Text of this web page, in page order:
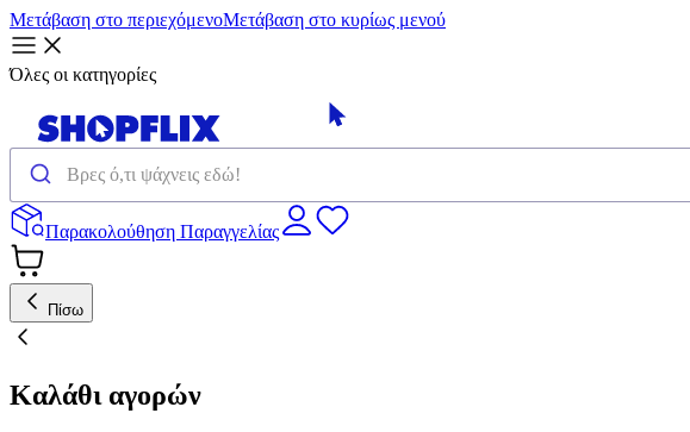
Μετάβαση στο περιεχόμενοΜετάβαση στο κυρίως μενού
Όλες οι κατηγορίες
Παρακολούθηση Παραγγελίας
Πίσω
Καλάθι αγορών